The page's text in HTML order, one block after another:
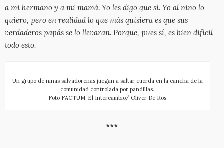
a mi hermano y a mi mamá. Yo les digo que sí. Yo al niño lo
quiero, pero en realidad lo que más quisiera es que sus
verdaderos papás se lo llevaran. Porque, pues sí, es bien difícil
todo esto.
Un grupo de niñas salvadoreñas juegan a saltar cuerda en la cancha de la
comunidad controlada por pandillas.
Foto FACTUM-El Intercambio/ Oliver De Ros
***